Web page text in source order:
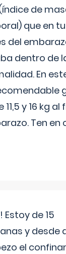
de
que en
del
dentro de
En
11,5 y 16 kg al
Ten en
Estoy de 15
y desde
el